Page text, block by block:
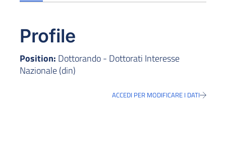
Profile
Position: Dottorando - Dottorati Interesse
Nazionale (din)
ACCEDI PER MODIFICARE I DATI